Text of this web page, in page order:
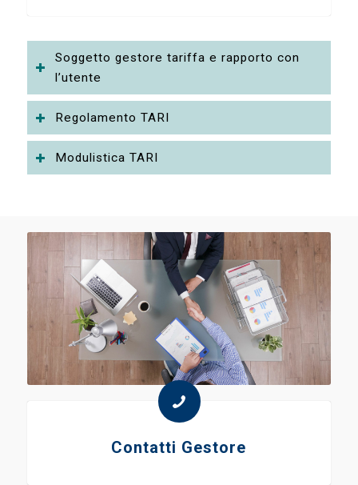
Soggetto gestore tariffa e rapporto con
l’utente
Regolamento TARI
Modulistica TARI
Contatti Gestore